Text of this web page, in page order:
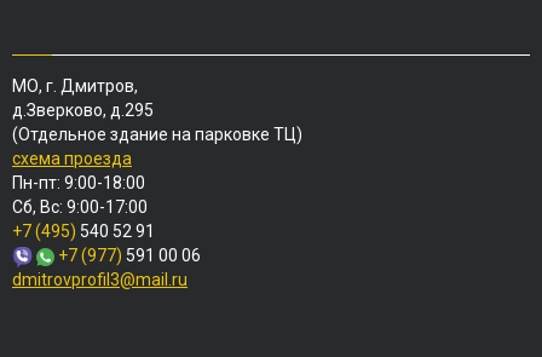
МО, г. Дмитров,
д.Зверково, д.295
(Отдельное здание на парковке ТЦ)
схема проезда
Пн-пт: 9:00-18:00
Сб, Вс: 9:00-17:00
+7 (495) 540 52 91
+7 (977) 591 00 06
dmitrovprofil3@mail.ru